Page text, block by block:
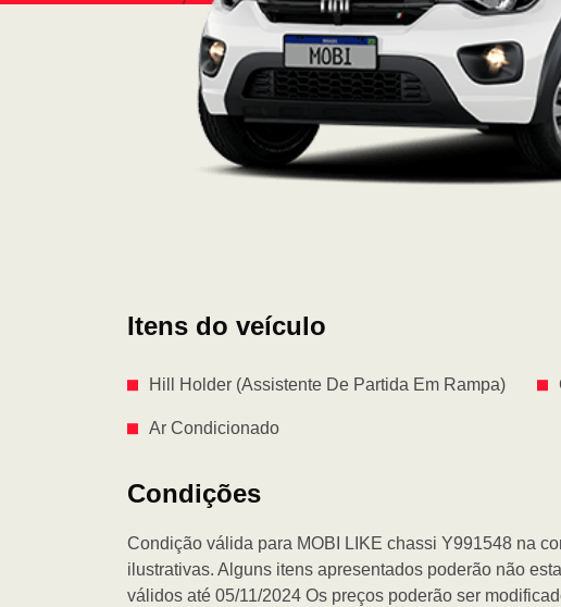
Itens do veículo
Hill Holder (Assistente De Partida Em Rampa)
Ar Condicionado
Condições
Condição válida para MOBI LIKE chassi Y991548 na
ilustrativas. Alguns itens apresentados poderão não
válidos até 05/11/2024 Os preços poderão ser